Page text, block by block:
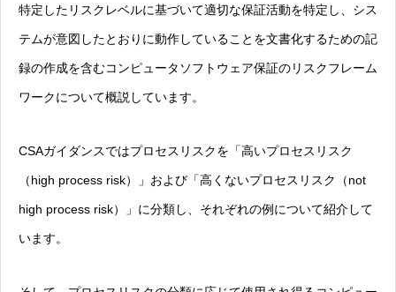
特定したリスクレベルに基づいて適切な保証活動を特定し、シス
テムが意図したとおりに動作していることを文書化するための記
録の作成を含むコンピュータソフトウェア保証のリスクフレーム
ワークについて概説しています。
CSAガイダンスではプロセスリスクを「高いプロセスリスク
（high process risk）」および「高くないプロセスリスク（not
high process risk）」に分類し、それぞれの例について紹介して
います。